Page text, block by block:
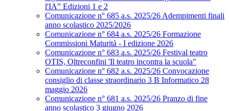
l'IA” Edizioni 1 e 2
Comunicazione n° 685 a.s. 2025/26 Adempimenti finali
anno scolastico 2025/2026
Comunicazione n° 684 a.s. 2025/26 Formazione
Commissioni Maturità - I edizione 2026
Comunicazione n° 683 a.s. 2025/26 Festival teatro
OTIS, Oltreconfini 'Il teatro incontra la scuola"
Comunicazione n° 682 a.s. 2025/26 Convocazione
consiglio di classe straordinario 3 B Informatico 28
maggio 2026
Comunicazione n° 681 a.s. 2025/26 Pranzo di fine
anno scolastico 3 giugno 2026